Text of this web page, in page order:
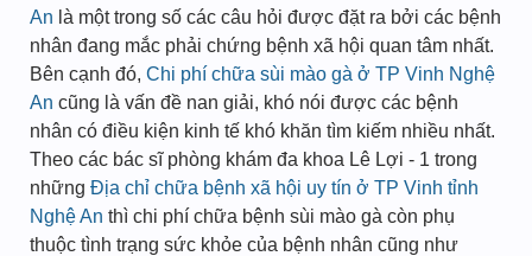
An là một trong số các câu hỏi được đặt ra bởi các bệnh
nhân đang mắc phải chứng bệnh xã hội quan tâm nhất.
Bên cạnh đó, Chi phí chữa sùi mào gà ở TP Vinh Nghệ
An cũng là vấn đề nan giải, khó nói được các bệnh
nhân có điều kiện kinh tế khó khăn tìm kiếm nhiều nhất.
Theo các bác sĩ phòng khám đa khoa Lê Lợi - 1 trong
những Địa chỉ chữa bệnh xã hội uy tín ở TP Vinh tỉnh
Nghệ An thì chi phí chữa bệnh sùi mào gà còn phụ
thuộc tình trạng sức khỏe của bệnh nhân cũng như